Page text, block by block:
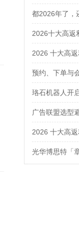
ELITE X3D主
都2026年了，
2026十大高返
攻略
2026 十大高
测对比
预约、下单与
前确认什么
珞石机器人开
业、协作、具
广告联盟选型
别碰
2026 十大高
优惠券在哪领
光华博思特「